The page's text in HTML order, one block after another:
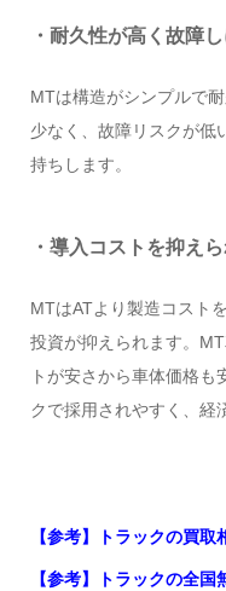
・耐久性が高く故障
MTは構造がシンプルで
少なく、故障リスクが低
持ちします。
・導入コストを抑え
MTはATより製造コスト
投資が抑えられます。
トが安さから車体価格
クで採用されやすく、経
【参考】トラックの買
【参考】トラックの全